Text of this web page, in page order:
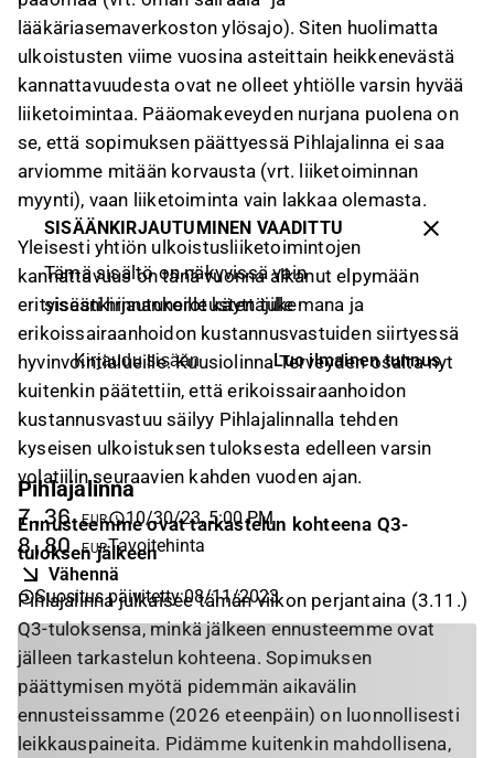
lääkäriasemaverkoston ylösajo). Siten huolimatta
ulkoistusten viime vuosina asteittain heikkenevästä
kannattavuudesta ovat ne olleet yhtiölle varsin hyvää
liiketoimintaa. Pääomakeveyden nurjana puolena on
se, että sopimuksen päättyessä Pihlajalinna ei saa
arviomme mitään korvausta (vrt. liiketoiminnan
myynti), vaan liiketoiminta vain lakkaa olemasta.
Yleisesti yhtiön ulkoistusliiketoimintojen
kannattavuus on tänä vuonna alkanut elpymään
erityisesti hinnankorotusten tukemana ja
erikoissairaanhoidon kustannusvastuiden siirtyessä
hyvinvointialueille. Kuusiolinna Terveyden osalta nyt
kuitenkin päätettiin, että erikoissairaanhoidon
kustannusvastuu säilyy Pihlajalinnalla tehden
kyseisen ulkoistuksen tuloksesta edelleen varsin
volatiilin seuraavien kahden vuoden ajan.
Ennusteemme ovat tarkastelun kohteena Q3-
tuloksen jälkeen
Pihlajalinna julkaisee tämän viikon perjantaina (3.11.)
Q3-tuloksensa, minkä jälkeen ennusteemme ovat
jälleen tarkastelun kohteena. Sopimuksen
päättymisen myötä pidemmän aikavälin
ennusteissamme (2026 eteenpäin) on luonnollisesti
leikkauspaineita. Pidämme kuitenkin mahdollisena,
SISÄÄNKIRJAUTUMINEN VAADITTU
Tämä sisältö on näkyvissä vain
sisäänkirjautuneille käyttäjille
Kirjaudu sisään Luo ilmainen tunnus
Pihlajalinna
7,36 EUR 10/30/23, 5:00 PM
8,80 EURTavoitehinta
Vähennä
Suositus päivitetty:08/11/2023